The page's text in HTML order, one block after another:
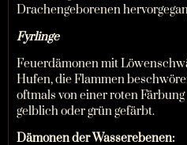
Drachengeborenen
Fyrlinge
Feuerdämonen mit
Hufen, die Flammen
oftmals von einer roten
gelblich oder grün gefärbt.
Dämonen der Wasserebenen: